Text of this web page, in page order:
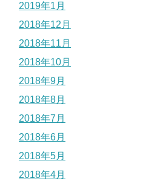
2019年1月
2018年12月
2018年11月
2018年10月
2018年9月
2018年8月
2018年7月
2018年6月
2018年5月
2018年4月